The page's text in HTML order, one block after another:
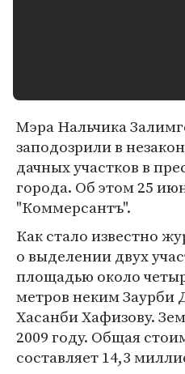
Мэра Нальчика
заподозрили в
дачных участков в
города. Об этом 25
"Коммерсантъ".
Как стало известно
о выделении двух
площадью около
метров неким Заурби
Хасанби Хафизову.
2009 году. Общая
составляет 14,3